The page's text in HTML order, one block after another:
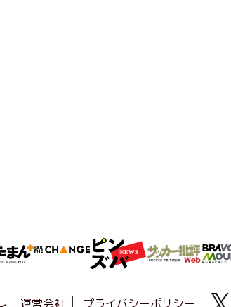
運営会社 プライバシーポリシー